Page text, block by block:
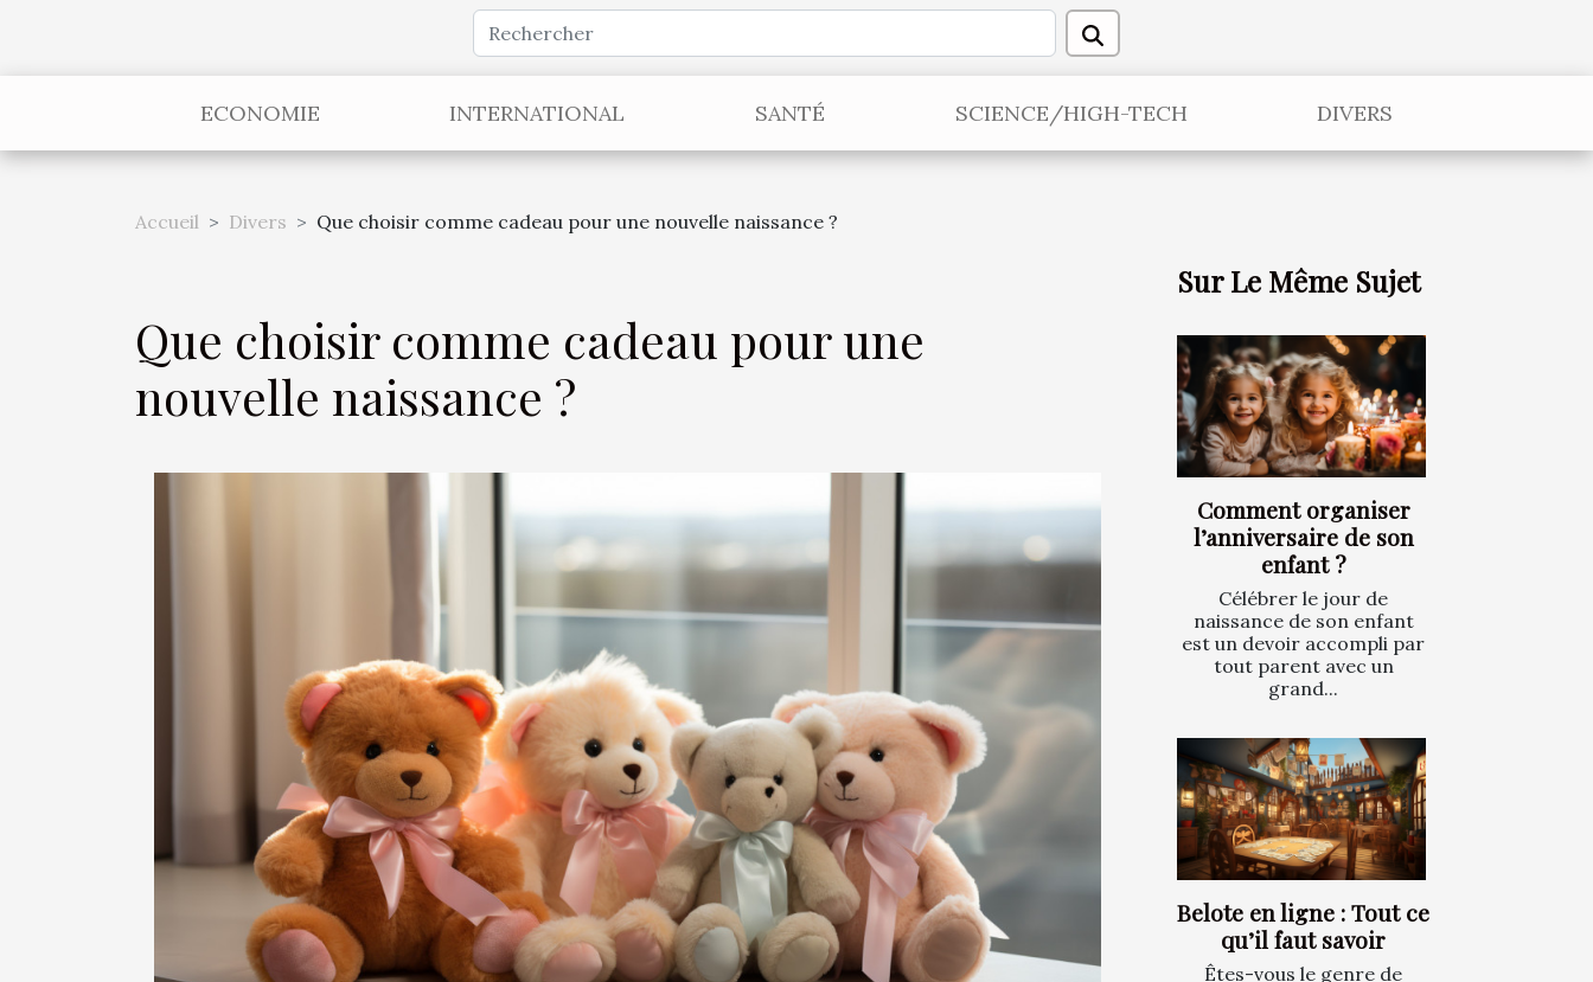
ECONOMIE INTERNATIONAL SANTÉ SCIENCE/HIGH-TECH DIVERS
Accueil Divers Que choisir comme cadeau pour une nouvelle naissance ?
Que choisir comme cadeau pour une
nouvelle naissance ?
Sur Le Même Sujet
Comment organiser
l’anniversaire de son
enfant ?
Célébrer le jour de
naissance de son enfant
est un devoir accompli par
tout parent avec un
grand...
Belote en ligne : Tout ce
qu’il faut savoir
Êtes-vous le genre de